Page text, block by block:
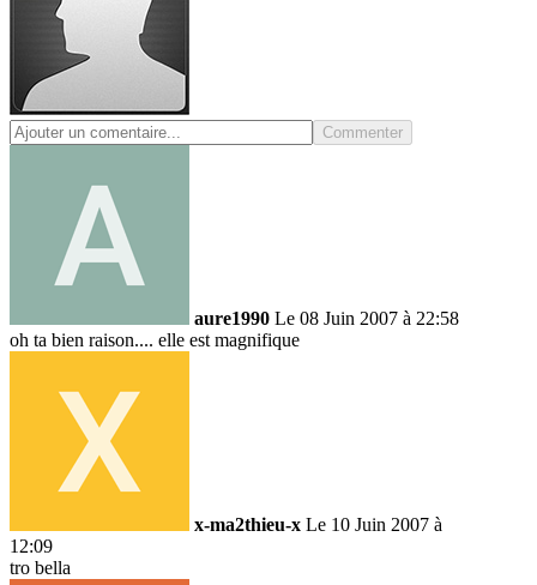
Commenter
aure1990 Le 08 Juin 2007 à 22:58
oh ta bien raison.... elle est magnifique
x-ma2thieu-x Le 10 Juin 2007 à
12:09
tro bella